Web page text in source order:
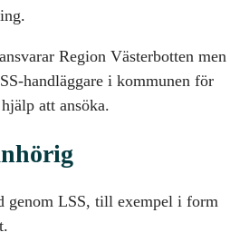
Region Västerbotten men
handläggare i kommunen för
att ansöka.
genom LSS, till exempel i form